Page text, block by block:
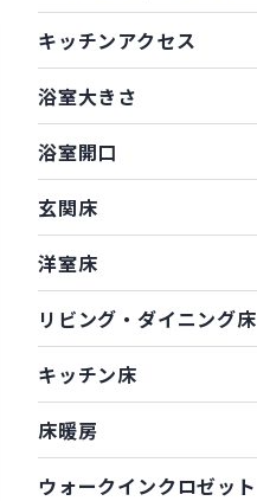
キッチンアクセス
浴室大きさ
浴室開口
玄関床
洋室床
リビング・ダイニング床
キッチン床
床暖房
ウォークインクロゼット